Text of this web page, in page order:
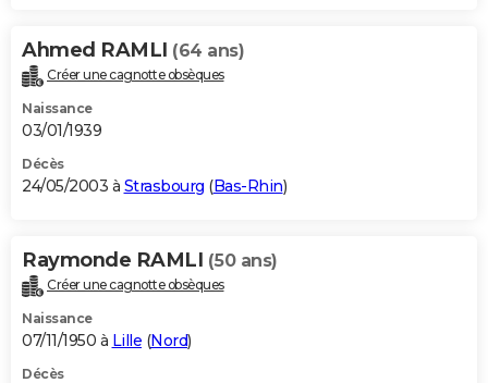
Ahmed RAMLI (64 ans)
Créer une cagnotte obsèques
Naissance
03/01/1939
Décès
24/05/2003 à Strasbourg (Bas-Rhin)
Raymonde RAMLI (50 ans)
Créer une cagnotte obsèques
Naissance
07/11/1950 à Lille (Nord)
Décès